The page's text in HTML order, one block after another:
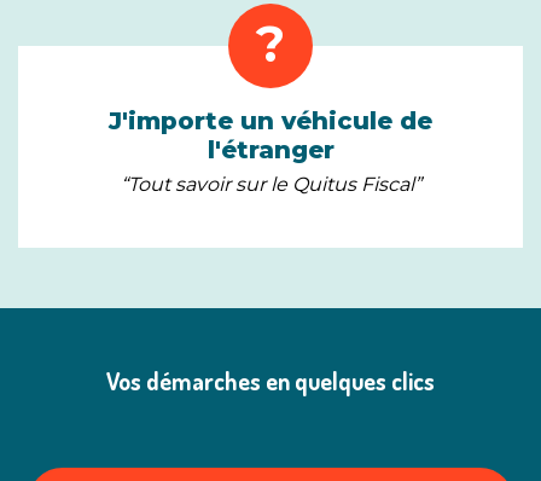
?
J'importe un véhicule de
l'étranger
“Tout savoir sur le Quitus Fiscal”
Vos démarches en quelques clics